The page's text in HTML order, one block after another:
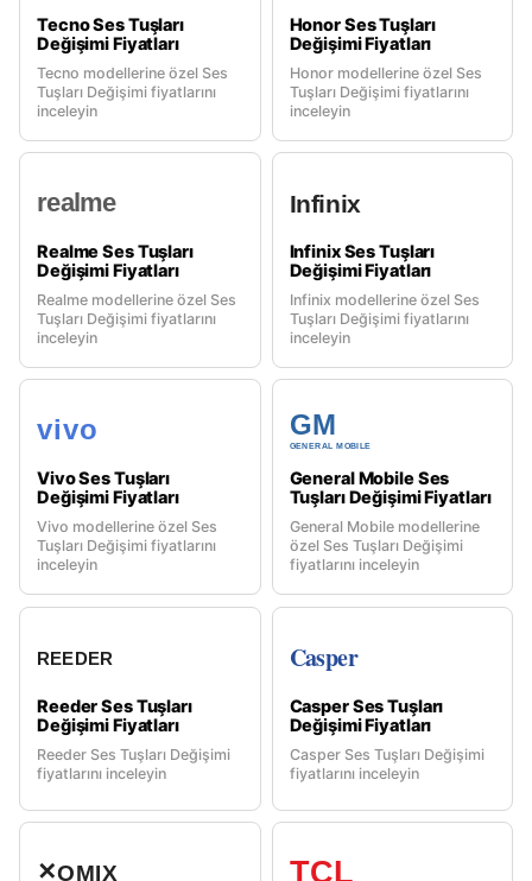
Tecno Ses Tuşları
Değişimi Fiyatları
Tecno modellerine özel Ses
Tuşları Değişimi fiyatlarını
inceleyin
Honor Ses Tuşları
Değişimi Fiyatları
Honor modellerine özel Ses
Tuşları Değişimi fiyatlarını
inceleyin
realme
Realme Ses Tuşları
Değişimi Fiyatları
Realme modellerine özel Ses
Tuşları Değişimi fiyatlarını
inceleyin
Infinix
Infinix Ses Tuşları
Değişimi Fiyatları
Infinix modellerine özel Ses
Tuşları Değişimi fiyatlarını
inceleyin
vivo
Vivo Ses Tuşları
Değişimi Fiyatları
Vivo modellerine özel Ses
Tuşları Değişimi fiyatlarını
inceleyin
GM
GENERAL MOBILE
General Mobile Ses
Tuşları Değişimi Fiyatları
General Mobile modellerine
özel Ses Tuşları Değişimi
fiyatlarını inceleyin
REEDER
Reeder Ses Tuşları
Değişimi Fiyatları
Reeder Ses Tuşları Değişimi
fiyatlarını inceleyin
Casper
Casper Ses Tuşları
Değişimi Fiyatları
Casper Ses Tuşları Değişimi
fiyatlarını inceleyin
✕OMIX TCL